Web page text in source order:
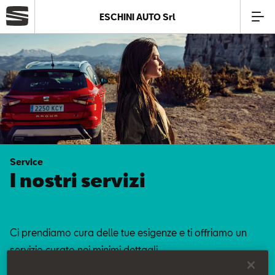
Azienda
Modelli
Offerte
Service
ESCHINI AUTO Srl
Service
I nostri servizi
Ci prendiamo cura delle tue esigenze e ti offriamo un
servizio curato nei minimi dettagli.